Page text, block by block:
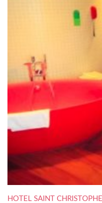
HOTEL SAINT CHRISTOPHE